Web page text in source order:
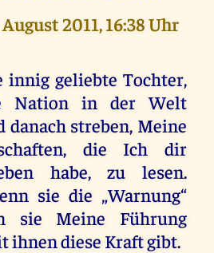
2011, 16:38 Uhr
innig geliebte Tochter,
Nation in der Welt
danach streben, Meine
die Ich dir
habe, zu lesen.
sie die „Warnung“
sie Meine Führung
ihnen diese Kraft gibt.